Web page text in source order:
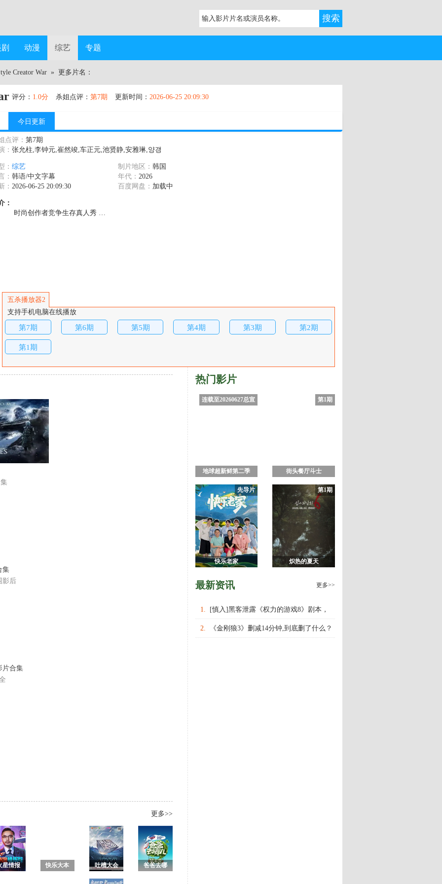
动漫 综艺 专题
Creator War » 更多片名：
评分： 1.0分 杀姐点评： 第7期 更新时间： 2026-06-25 20:09:30
今日更新
点评： 第7期
： 张允柱,李钟元,崔然竣,车正元,池贤静,安雅琳,양갱
： 综艺
： 韩语/中文字幕
： 2026-06-25 20:09:30
制片地区： 韩国
年代： 2026
百度网盘： 加载中
：
时尚创作者竞争生存真人秀 …
五杀播放器2
支持手机电脑在线播放
第7期 第6期 第5期 第4期 第3期 第2期
第1期
集
影后
片合集
更多>>
星情报
快乐大本
吐槽大会
爸爸去哪
热门影片
连载至20260627总宣
地球超新鲜第二季
第1期
街头餐厅斗士
先导片
快乐老家
第1期
炽热的夏天
最新资讯 更多>>
1. [慎入]黑客泄露《权力的游戏8》剧本，
权力的游戏第八季什么时候上映播出？
2. 《金刚狼3》删减14分钟,到底删了什么？